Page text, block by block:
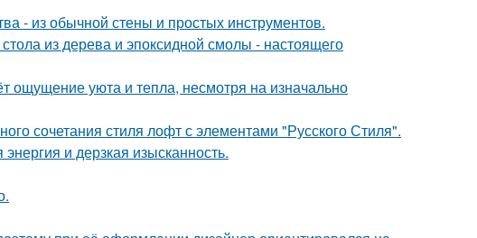
- из обычной стены и простых инструментов.
из дерева и эпоксидной смолы - настоящего
ощущение уюта и тепла, несмотря на изначально
сочетания стиля лофт с элементами "Русского Стиля".
и дерзкая изысканность.